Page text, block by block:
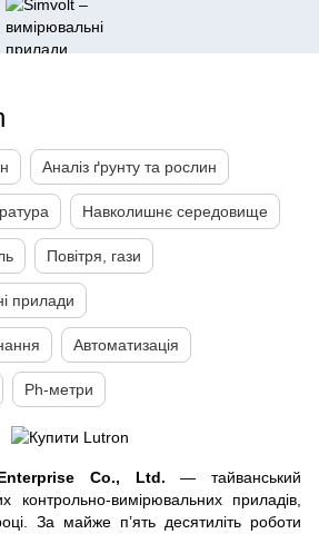
Аналіз ґрунту та рослин
Навколишнє середовище
Повітря, гази
прилади
Автоматизація
Ph-метри
Co., Ltd. — тайванський
контрольно-вимірювальних приладів,
За майже п’ять десятиліть роботи